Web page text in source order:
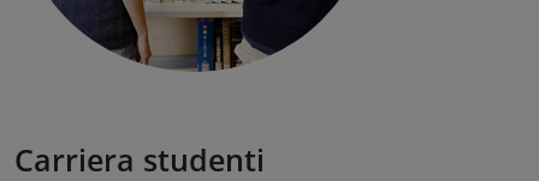
Carriera studenti